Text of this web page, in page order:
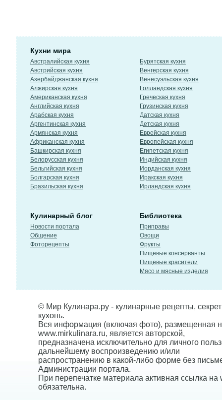
Кухни мира
Австралийская кухня
Австрийская кухня
Азербайджанская кухня
Алжирская кухня
Американская кухня
Английская кухня
Арабская кухня
Аргентинская кухня
Армянская кухня
Африканская кухня
Башкирская кухня
Белорусская кухня
Бельгийская кухня
Болгарская кухня
Бразильская кухня
Бурятская кухня
Венгерская кухня
Венесуэльская кухня
Голландская кухня
Греческая кухня
Грузинская кухня
Датская кухня
Детская кухня
Еврейская кухня
Европейская кухня
Египетская кухня
Индийская кухня
Иорданская кухня
Иракская кухня
Ирландская кухня
Кулинарный блог
Новости портала
Общение
Фоторецепты
Библиотека
Приправы
Овощи
Фрукты
Пищевые консерванты
Пищевые красители
Мясо и мясные изделия
© Мир Кулинара.ру - кулинарные рецепты,
кухонь.
Вся информация (включая фото), размещенная
www.mirkulinara.ru, является авторской,
предназначена исключительно для личного
дальнейшему воспроизведению и/или
распространению в какой-либо форме без
Администрации портала.
При перепечатке материала активная ссылка на
обязательна.